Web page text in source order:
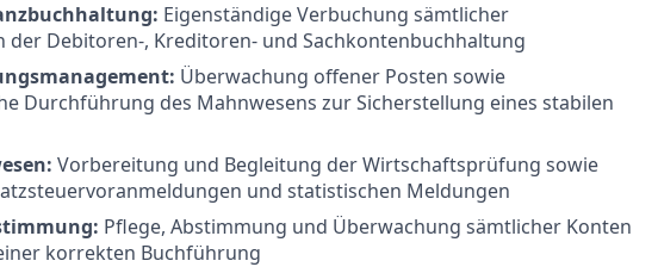
Eigenständige Verbuchung sämtlicher
der Debitoren-, Kreditoren- und Sachkontenbuchhaltung
Überwachung offener Posten sowie
Durchführung des Mahnwesens zur Sicherstellung eines stabilen
Vorbereitung und Begleitung der Wirtschaftsprüfung sowie
und statistischen Meldungen
Pflege, Abstimmung und Überwachung sämtlicher Konten
korrekten Buchführung